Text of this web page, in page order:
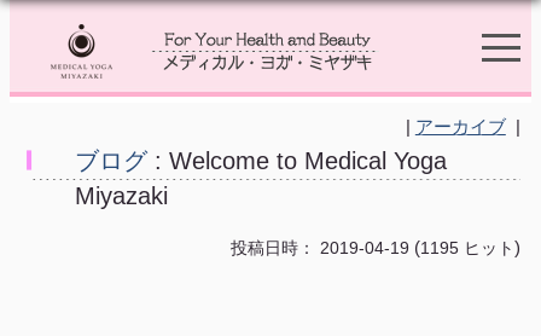
| アーカイブ|
ブログ: Welcome to Medical Yoga
Miyazaki
投稿日時： 2019-04-19 (1195 ヒット )